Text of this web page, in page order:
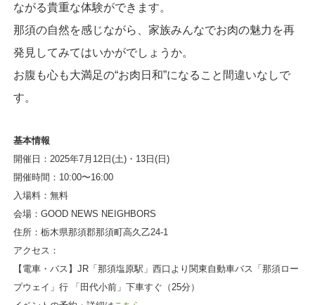
ながる貴重な体験ができます。
那須の自然を感じながら、家族みんなでお肉の魅力を再
発見してみてはいかがでしょうか。
お腹も心も大満足の“お肉日和”になること間違いなしで
す。
基本情報
開催日：2025年7月12日(土)・13日(日)
開催時間：10:00〜16:00
入場料：無料
会場：GOOD NEWS NEIGHBORS
住所：栃木県那須郡那須町高久乙24-1
アクセス：
【電車・バス】JR「那須塩原駅」西口より関東自動車バス「那須ロー
プウェイ」行 「田代小前」下車すぐ（25分）